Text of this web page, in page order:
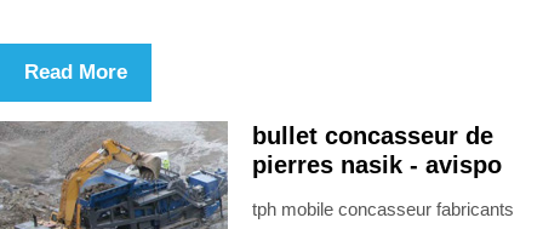
Read More
bullet concasseur de
pierres nasik - avispo
tph mobile concasseur fabricants